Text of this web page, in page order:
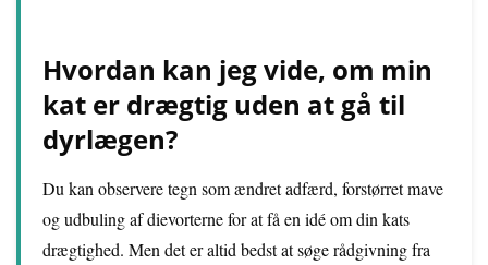
Hvordan kan jeg vide, om min
kat er drægtig uden at gå til
dyrlægen?
Du kan observere tegn som ændret adfærd, forstørret mave
og udbuling af dievorterne for at få en idé om din kats
drægtighed. Men det er altid bedst at søge rådgivning fra